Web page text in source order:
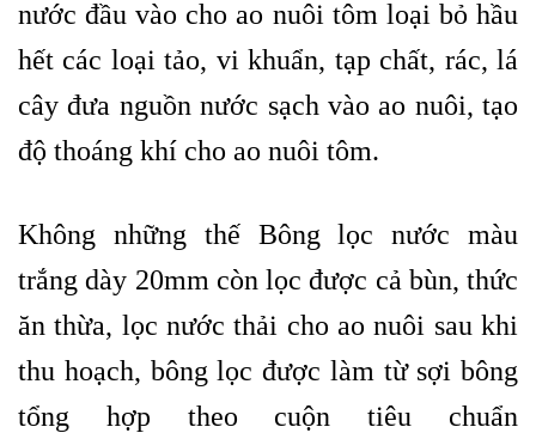
nước đầu vào cho ao nuôi tôm loại bỏ hầu
hết các loại tảo, vi khuẩn, tạp chất, rác, lá
cây đưa nguồn nước sạch vào ao nuôi, tạo
độ thoáng khí cho ao nuôi tôm.
Không những thế Bông lọc nước màu
trắng dày 20mm còn lọc được cả bùn, thức
ăn thừa, lọc nước thải cho ao nuôi sau khi
thu hoạch, bông lọc được làm từ sợi bông
tổng hợp theo cuộn tiêu chuẩn